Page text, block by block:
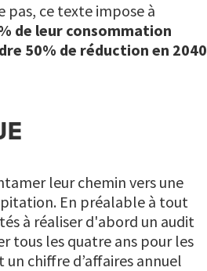
ce texte impose à
de leur consommation
50% de réduction en 2040
leur chemin vers une
En préalable à tout
à réaliser d'abord un audit
tous les quatre ans pour les
chiffre d’affaires annuel